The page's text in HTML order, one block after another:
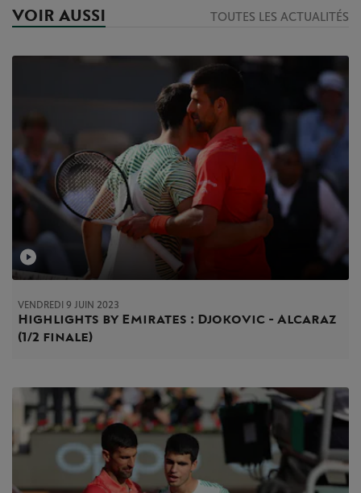
VOIR AUSSI TOUTES LES ACTUALITÉS
VENDREDI 9 JUIN 2023
Highlights by Emirates : Djokovic - Alcaraz
(1/2 finale)